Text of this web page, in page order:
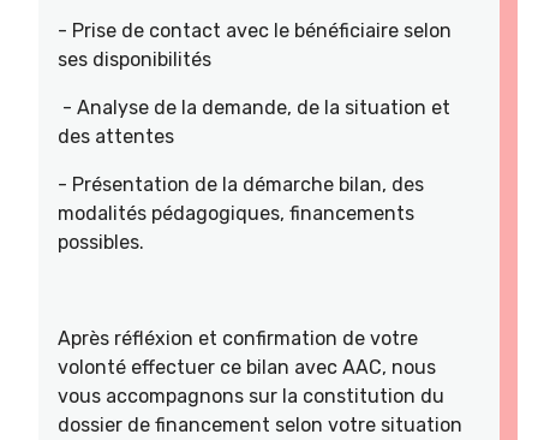
- Prise de contact avec le bénéficiaire selon
ses disponibilités
- Analyse de la demande, de la situation et
des attentes
- Présentation de la démarche bilan, des
modalités pédagogiques, financements
possibles.
Après réfléxion et confirmation de votre
volonté effectuer ce bilan avec AAC, nous
vous accompagnons sur la constitution du
dossier de financement selon votre situation